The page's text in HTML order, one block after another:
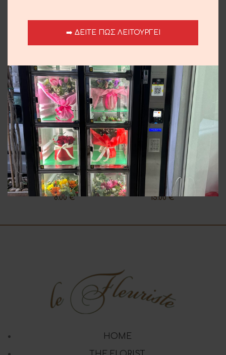
Shipping & Delivery
Related products
Heart Red-Gold
8.00€
Soft Doll
15.00€
HOME
➡️ ΔΕΙΤΕ ΠΩΣ ΛΕΙΤΟΥΡΓΕΙ